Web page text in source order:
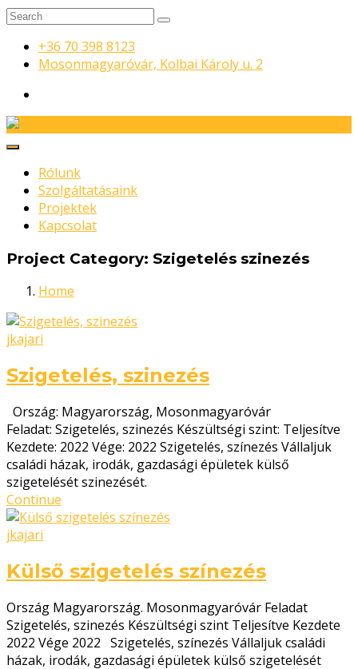
+36 70 398 8123
Mosonmagyaróvár, Kolbai Károly u. 2
Rólunk
Szolgáltatásaink
Projektek
Kapcsolat
Project Category: Szigetelés szinezés
Home
jkajari
Szigetelés, szinezés
Ország: Magyarország, Mosonmagyaróvár
Feladat: Szigetelés, szinezés Készültségi szint: Teljesítve
Kezdete: 2022 Vége: 2022 Szigetelés, színezés Vállaljuk
családi házak, irodák, gazdasági épületek külső
szigetelését szinezését.
Continue
jkajari
Külső szigetelés színezés
Ország Magyarország. Mosonmagyaróvár Feladat
Szigetelés, szinezés Készültségi szint Teljesítve Kezdete
2022 Vége 2022 Szigetelés, színezés Vállaljuk családi
házak, irodák, gazdasági épületek külső szigetelését